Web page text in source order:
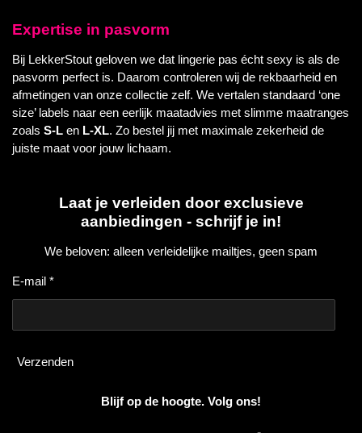
Expertise in pasvorm
Bij LekkerStout geloven we dat lingerie pas écht sexy is als de
pasvorm perfect is. Daarom controleren wij de rekbaarheid en
afmetingen van onze collectie zelf. We vertalen standaard ‘one
size’ labels naar een eerlijk maatadvies met slimme maatranges
zoals S-L en L-XL. Zo bestel jij met maximale zekerheid de
juiste maat voor jouw lichaam.
Laat je verleiden door exclusieve
aanbiedingen - schrijf je in!
We beloven: alleen verleidelijke mailtjes, geen spam
E-mail *
Verzenden
Blijf op de hoogte. Volg ons!